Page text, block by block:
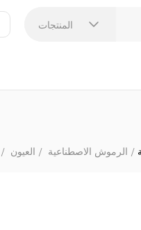
المنتجات
العيون الرموش الاصطناعية